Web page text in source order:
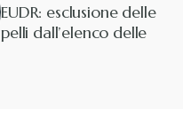
EUDR: esclusione delle
pelli dall’elenco delle